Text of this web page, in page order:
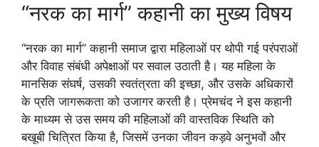
“नरक का मार्ग” कहानी का मुख्य विषय
“नरक का मार्ग” कहानी समाज द्वारा महिलाओं पर थोपी गई परंपराओं
और विवाह संबंधी अपेक्षाओं पर सवाल उठाती है। यह महिला के
मानसिक संघर्ष, उसकी स्वतंत्रता की इच्छा, और उसके अधिकारों
के प्रति जागरूकता को उजागर करती है। प्रेमचंद ने इस कहानी
के माध्यम से उस समय की महिलाओं की वास्तविक स्थिति को
बखूबी चित्रित किया है, जिसमें उनका जीवन कड़वे अनुभवों और